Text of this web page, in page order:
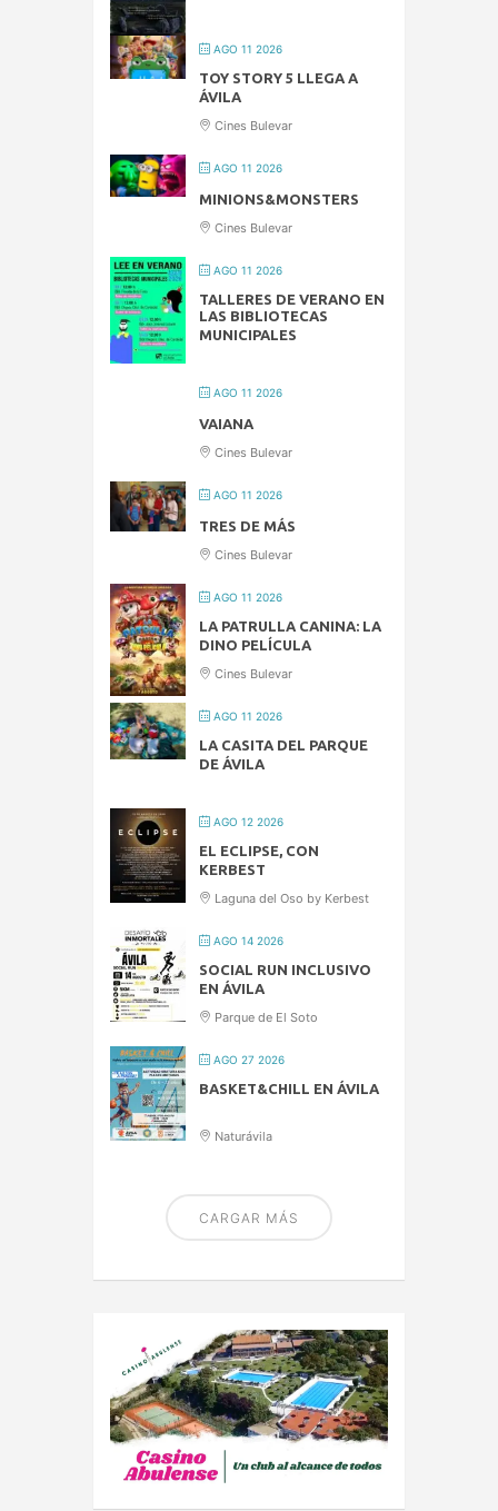
AGO 11 2026
TOY STORY 5 LLEGA A
ÁVILA
Cines Bulevar
AGO 11 2026
MINIONS&MONSTERS
Cines Bulevar
AGO 11 2026
TALLERES DE VERANO EN
LAS BIBLIOTECAS
MUNICIPALES
AGO 11 2026
VAIANA
Cines Bulevar
AGO 11 2026
TRES DE MÁS
Cines Bulevar
AGO 11 2026
LA PATRULLA CANINA: LA
DINO PELÍCULA
Cines Bulevar
AGO 11 2026
LA CASITA DEL PARQUE
DE ÁVILA
AGO 12 2026
EL ECLIPSE, CON
KERBEST
Laguna del Oso by Kerbest
AGO 14 2026
SOCIAL RUN INCLUSIVO
EN ÁVILA
Parque de El Soto
AGO 27 2026
BASKET&CHILL EN ÁVILA
Naturávila
CARGAR MÁS